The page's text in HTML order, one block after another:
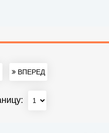
ВПЕРЕД